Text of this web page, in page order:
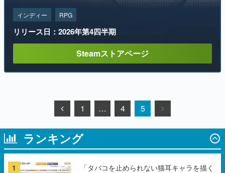
インディー RPG
リリース日：2026年第4四半期
Steamストアページ
1 … 4 5
ランキング
1
「タバコを止められない猫耳キャラを描く